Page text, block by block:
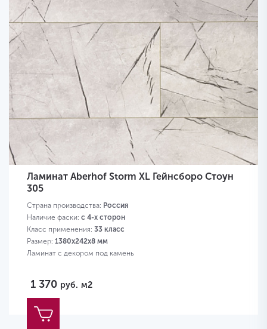
Ламинат Aberhof Storm XL Гейнсборо Стоун
305
Страна производства: Россия
Наличие фаски: с 4-х сторон
Класс применения: 33 класс
Размер: 1380х242х8 мм
Ламинат с декором под камень
1 370 руб. м2